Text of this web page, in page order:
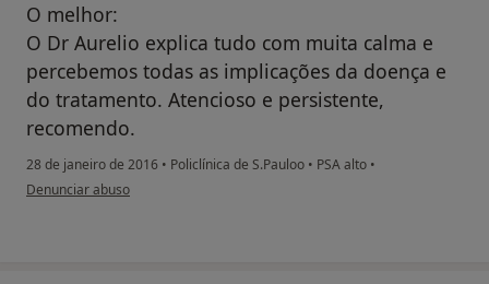
O melhor:
O Dr Aurelio explica tudo com muita calma e
percebemos todas as implicações da doença e
do tratamento. Atencioso e persistente,
recomendo.
28 de janeiro de 2016 • Policlínica de S.Pauloo • PSA alto •
na opinião do utilizador Conta eliminada
Denunciar abuso